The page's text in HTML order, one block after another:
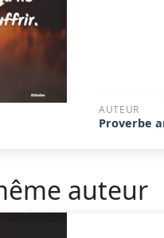
AUTEUR
Proverbe
auteur